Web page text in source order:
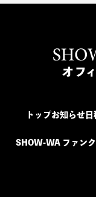
トップお知らせ日
SHOW-WA ファン